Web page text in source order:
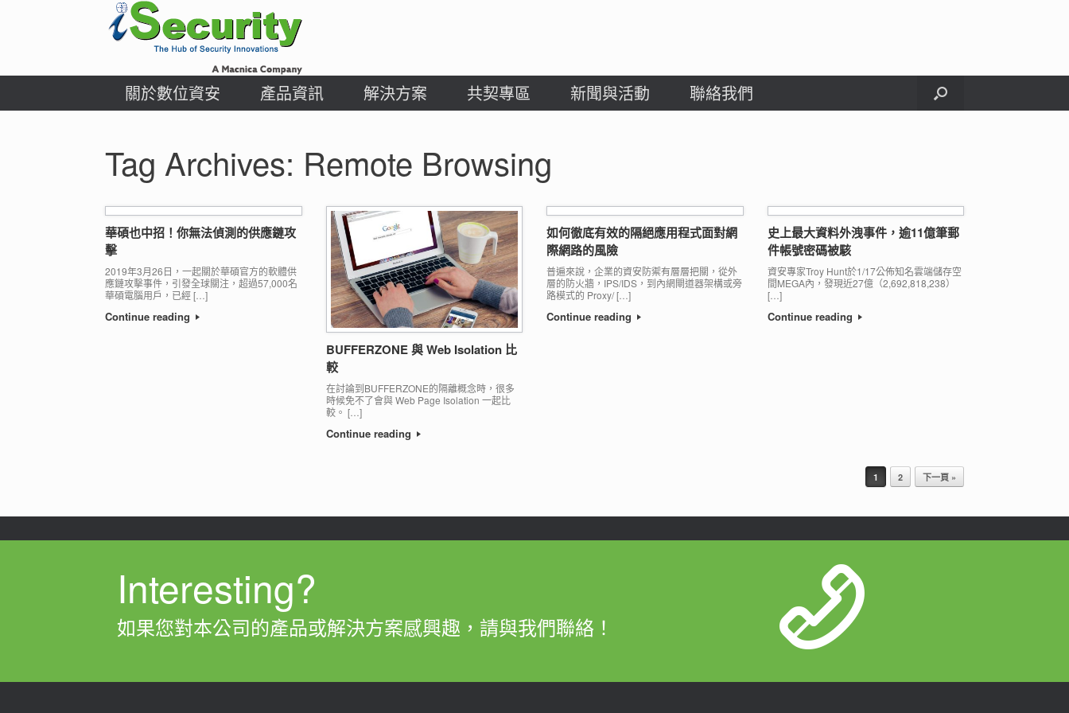
關於數位資安 產品資訊 解決方案 共契專區 新聞與活動 聯絡我們
Tag Archives: Remote Browsing
華碩也中招！你無法偵測的供應鏈攻
擊
2019年3月26日，一起關於華碩官方的軟體供
應鏈攻擊事件，引發全球關注，超過57,000名
華碩電腦用戶，已經 […]
Continue reading
BUFFERZONE 與 Web Isolation 比
較
在討論到BUFFERZONE的隔離概念時，很多
時候免不了會與 Web Page Isolation 一起比
較。 […]
Continue reading
如何徹底有效的隔絕應用程式面對網
際網路的風險
普遍來說，企業的資安防禦有層層把關，從外
層的防火牆，IPS/IDS，到內網閘道器架構或旁
路模式的 Proxy/ […]
Continue reading
史上最大資料外洩事件，逾11億筆郵
件帳號密碼被駭
資安專家Troy Hunt於1/17公佈知名雲端儲存空
間MEGA內，發現近27億（2,692,818,238）
[…]
Continue reading
1 2 下一頁 »
Interesting?
如果您對本公司的產品或解決方案感興趣，請與我們聯絡！